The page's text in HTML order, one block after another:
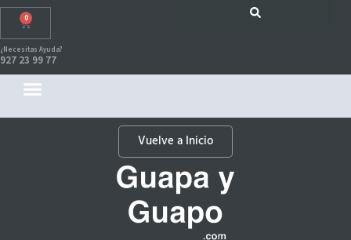
0
Carrito
¿Necesitas Ayuda?
927 23 99 77
Vuelve a Inicio